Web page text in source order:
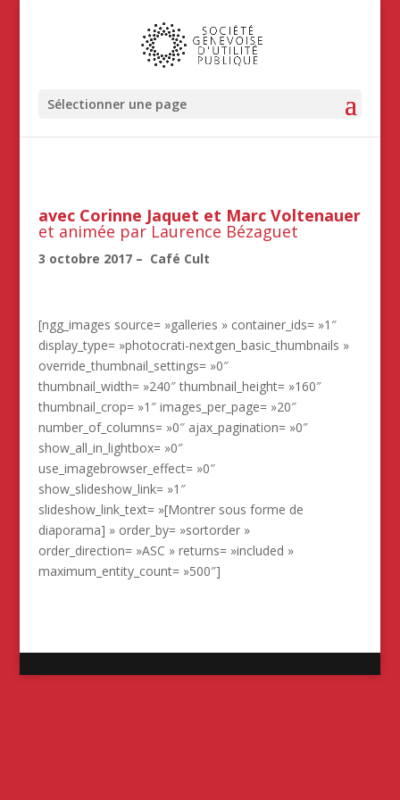
Sélectionner une page
avec Corinne Jaquet et Marc Voltenauer
et animée par Laurence Bézaguet
3 octobre 2017 – Café Cult
[ngg_images source= »galleries » container_ids= »1″
display_type= »photocrati-nextgen_basic_thumbnails »
override_thumbnail_settings= »0″
thumbnail_width= »240″ thumbnail_height= »160″
thumbnail_crop= »1″ images_per_page= »20″
number_of_columns= »0″ ajax_pagination= »0″
show_all_in_lightbox= »0″
use_imagebrowser_effect= »0″
show_slideshow_link= »1″
slideshow_link_text= »[Montrer sous forme de
diaporama] » order_by= »sortorder »
order_direction= »ASC » returns= »included »
maximum_entity_count= »500″]